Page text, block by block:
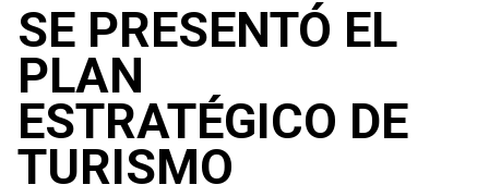
SE PRESENTÓ EL
PLAN
ESTRATÉGICO DE
TURISMO